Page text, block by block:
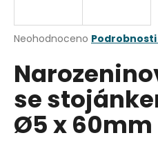
Průměrné
produktu
je
z
5
hvězdiček.
Neohodnoceno
se
Ø5 x 60mm
j
t
?